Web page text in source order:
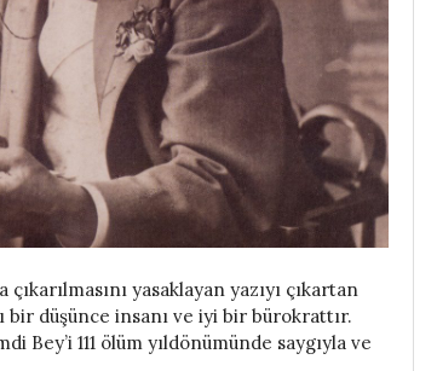
yasaklayan yazıyı çıkartan
bir düşünce insanı ve iyi bir bürokrattır.
Bey’i 111 ölüm yıldönümünde saygıyla ve